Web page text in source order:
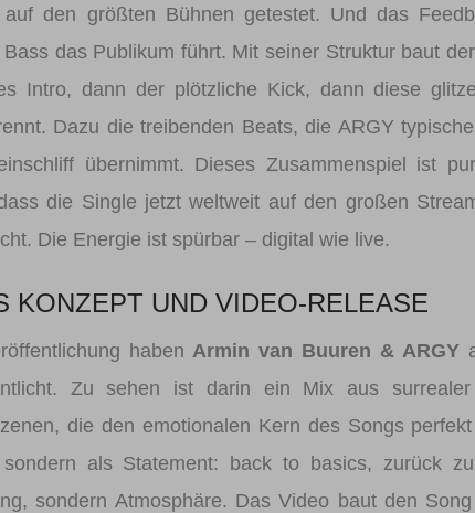
auf den größten Bühnen getestet. Und das
das Publikum führt. Mit seiner Struktur baut
Intro, dann der plötzliche Kick, dann diese
Dazu die treibenden Beats, die ARGY
übernimmt. Dieses Zusammenspiel ist
die Single jetzt weltweit auf den großen
Die Energie ist spürbar – digital wie live.
KONZEPT UND VIDEO-RELEASE
haben Armin van Buuren & ARGY
Zu sehen ist darin ein Mix aus surrealer
die den emotionalen Kern des Songs
als Statement: back to basics, zurück
sondern Atmosphäre. Das Video baut den